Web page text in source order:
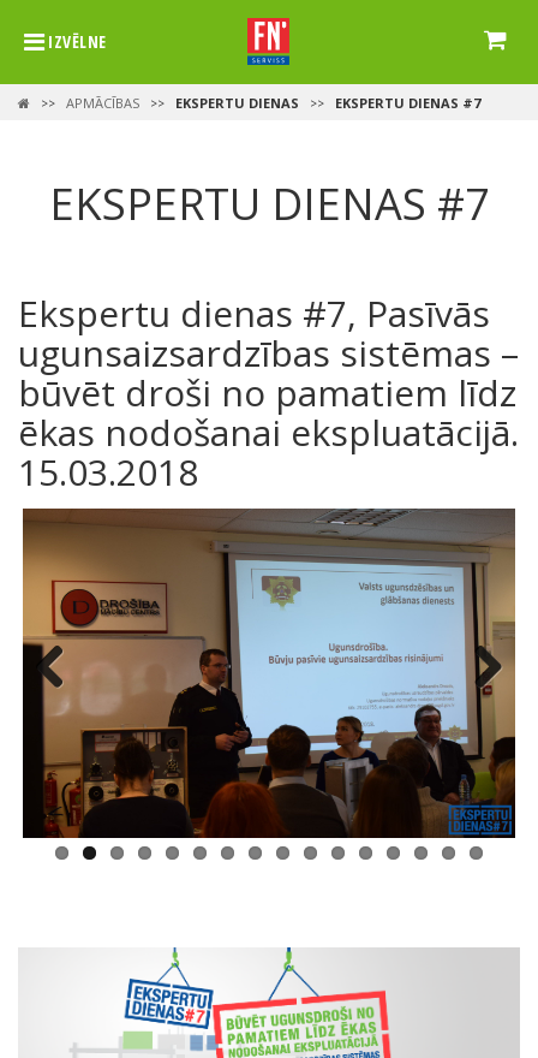
IZVĒLNE
>> APMĀCĪBAS >> EKSPERTU DIENAS >> EKSPERTU DIENAS #7
EKSPERTU DIENAS #7
Ekspertu dienas #7, Pasīvās
ugunsaizsardzības sistēmas –
būvēt droši no pamatiem līdz
ēkas nodošanai ekspluatācijā.
15.03.2018
Previous Next